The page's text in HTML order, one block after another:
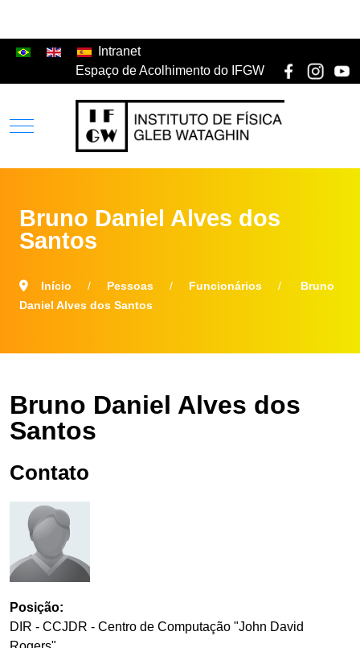
Intranet
Espaço de Acolhimento do IFGW
Bruno Daniel Alves dos
Santos
Início Pessoas Funcionários
Bruno
Daniel Alves dos Santos
Bruno Daniel Alves dos
Santos
Contato
Posição:
DIR - CCJDR - Centro de Computação "John David